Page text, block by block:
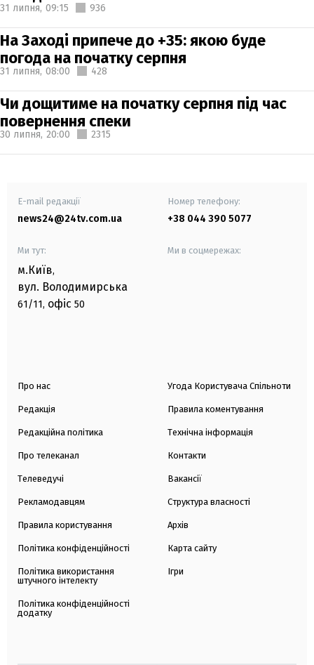
31 липня, 09:15 936
На Заході припече до +35: якою буде
погода на початку серпня
31 липня, 08:00 428
Чи дощитиме на початку серпня під час
повернення спеки
30 липня, 20:00 2315
E-mail редакції
news24@24tv.com.ua
Номер телефону:
+38 044 390 5077
Ми тут:
м.Київ,
вул. Володимирська
61/11, офіс 50
Ми в соцмережах:
Про нас
Редакція
Редакційна політика
Про телеканал
Телеведучі
Рекламодавцям
Правила користування
Політика конфіденційності
Політика використання
штучного інтелекту
Політика конфіденційності
додатку
Угода Користувача Спільноти
Правила коментування
Технічна інформація
Контакти
Вакансії
Структура власності
Архів
Карта сайту
Ігри